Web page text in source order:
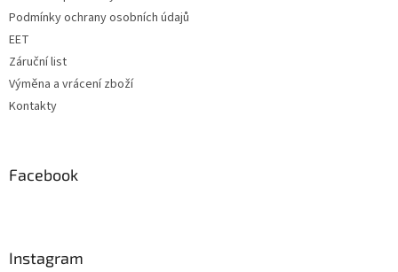
Podmínky ochrany osobních údajů
EET
Záruční list
Výměna a vrácení zboží
Kontakty
Facebook
Instagram